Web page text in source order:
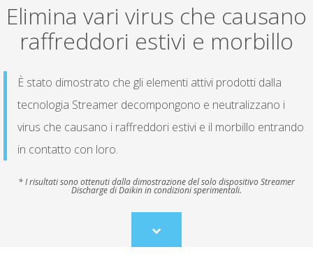
Elimina vari virus che causano
raffreddori estivi e morbillo
È stato dimostrato che gli elementi attivi prodotti dalla
tecnologia Streamer decompongono e neutralizzano i
virus che causano i raffreddori estivi e il morbillo entrando
in contatto con loro.
* I risultati sono ottenuti dalla dimostrazione del solo dispositivo Streamer
Discharge di Daikin in condizioni sperimentali.
Scroll
to